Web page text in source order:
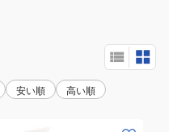
安い順 高い順